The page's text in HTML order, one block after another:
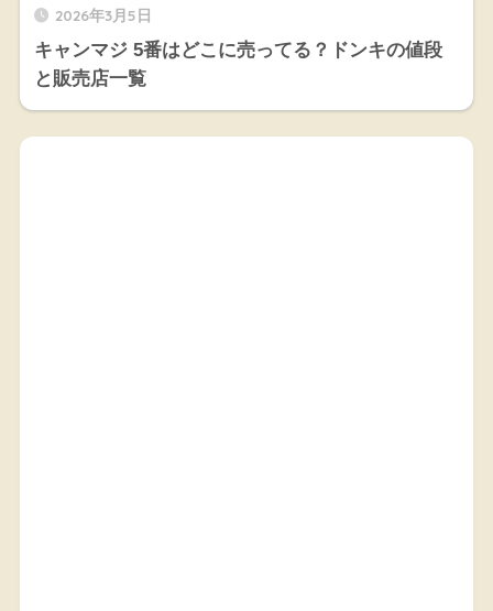
2026年3月5日
キャンマジ 5番はどこに売ってる？ドンキの値段
と販売店一覧